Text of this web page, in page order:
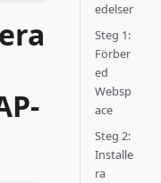
edelser
Steg 1:
Förber
ed
Websp
ace
Steg 2:
Installe
ra